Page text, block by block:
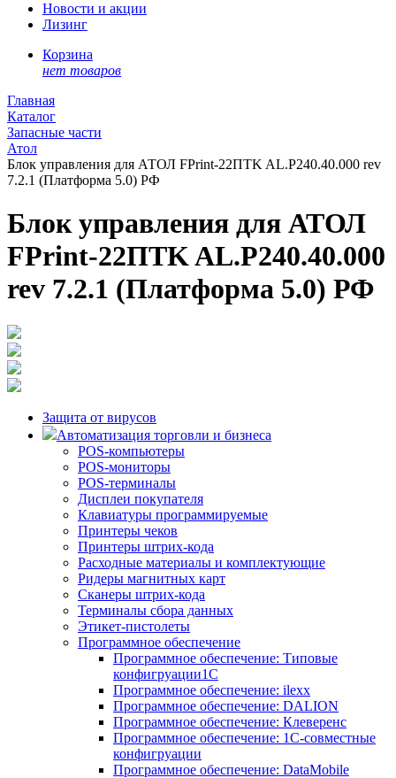
Новости и акции
Лизинг
Корзина
нет товаров
Главная
Каталог
Запасные части
Атол
Блок управления для АТОЛ FPrint-22ПТK AL.P240.40.000 rev
7.2.1 (Платформа 5.0) РФ
Блок управления для АТОЛ
FPrint-22ПТK AL.P240.40.000
rev 7.2.1 (Платформа 5.0) РФ
Защита от вирусов
Автоматизация торговли и бизнеса
POS-компьютеры
POS-мониторы
POS-терминалы
Дисплеи покупателя
Клавиатуры программируемые
Принтеры чеков
Принтеры штрих-кода
Расходные материалы и комплектующие
Ридеры магнитных карт
Сканеры штрих-кода
Терминалы сбора данных
Этикет-пистолеты
Программное обеспечение
Программное обеспечение: Типовые
конфигруации1С
Программное обеспечение: ilexx
Программное обеспечение: DALION
Программное обеспечение: Клеверенс
Программное обеспечение: 1С-совместные
конфигруации
Программное обеспечение: DataMobile